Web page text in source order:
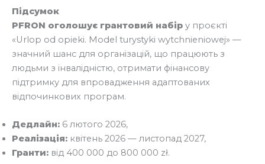
Підсумок
PFRON оголошує грантовий набір у проєкті
«Urlop od opieki. Model turystyki wytchnieniowej» —
значний шанс для організацій, що працюють з
людьми з інвалідністю, отримати фінансову
підтримку для впровадження адаптованих
відпочинкових програм.
Дедлайн: 6 лютого 2026,
Реалізація: квітень 2026 — листопад 2027,
Гранти: від 400 000 до 800 000 zł.